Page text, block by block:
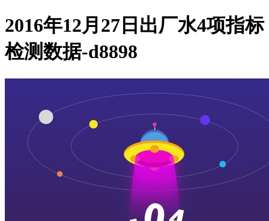
2016年12月27日出厂水4项指标
检测数据-d8898